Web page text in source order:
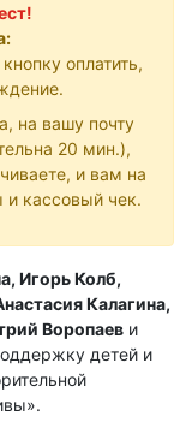
оплатить,
на вашу почту
20 мин.),
и вам на
и кассовый чек.
Игорь Колб,
Калагина,
Воропаев и
детей и